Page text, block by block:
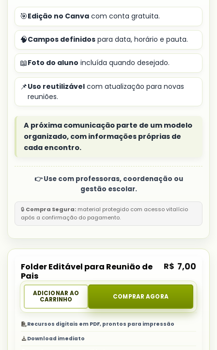
🎯Edição no Canva com conta gratuita.
🧠Campos definidos para data, horário e pauta.
📖Foto do aluno incluída quando desejado.
📌Uso reutilizável com atualização para novas
reuniões.
A próxima comunicação parte de um modelo
organizado, com informações próprias de
cada encontro.
👉 Use com professoras, coordenação ou
gestão escolar.
🔒 Compra Segura: material protegido com acesso vitalício
após a confirmação do pagamento.
Folder Editável para Reunião de
Pais
R$ 7,00
ADICIONAR AO
CARRINHO
COMPRAR AGORA
Recursos digitais em PDF, prontos para impressão
Download imediato